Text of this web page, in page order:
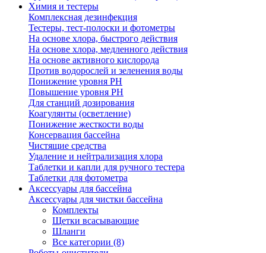
Химия и тестеры
Комплексная дезинфекция
Тестеры, тест-полоски и фотометры
На основе хлора, быстрого действия
На основе хлора, медленного действия
На основе активного кислорода
Против водорослей и зеленения воды
Понижение уровня РН
Повышение уровня РН
Для станций дозирования
Коагулянты (осветление)
Понижение жесткости воды
Консервация бассейна
Чистящие средства
Удаление и нейтрализация хлора
Таблетки и капли для ручного тестера
Таблетки для фотометра
Аксессуары для бассейна
Аксессуары для чистки бассейна
Комплекты
Щетки всасывающие
Шланги
Все категории (8)